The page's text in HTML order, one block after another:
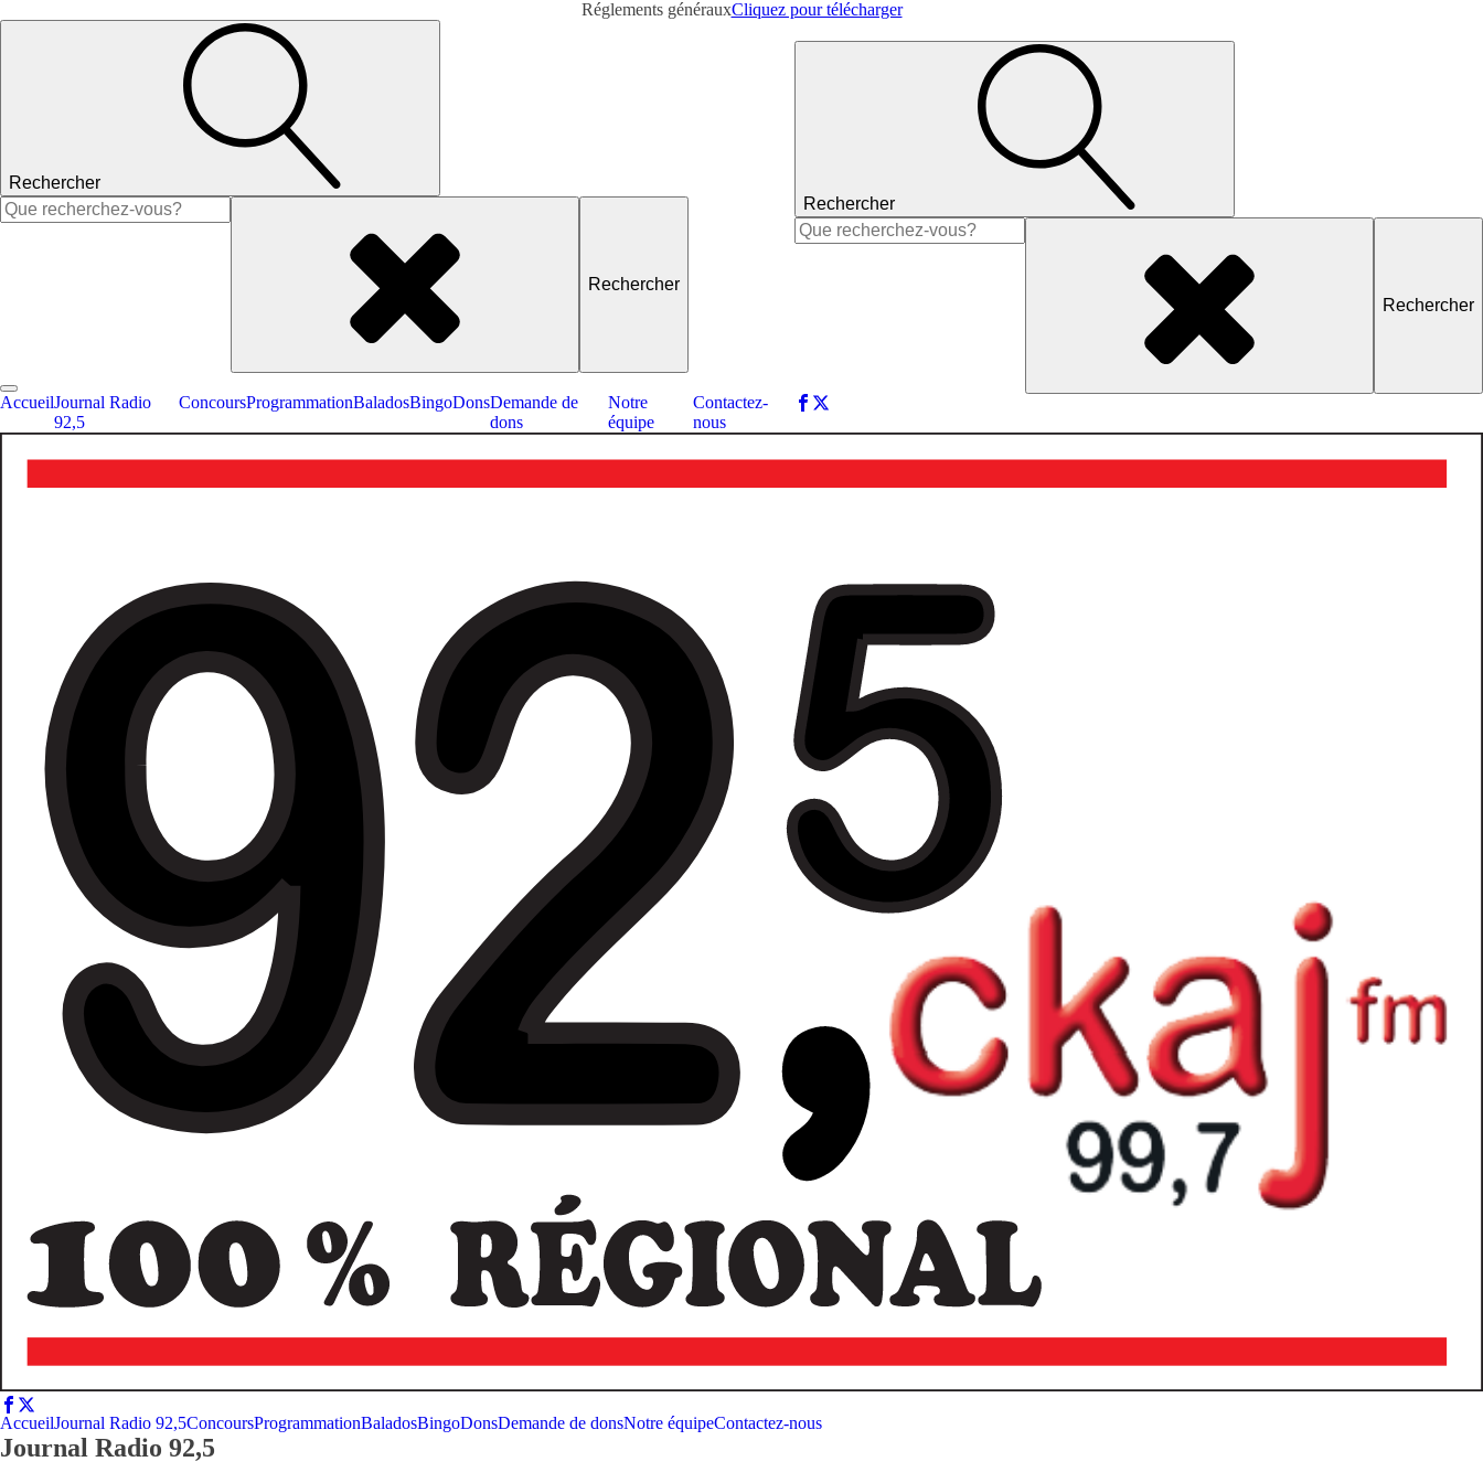
Réglements générauxCliquez pour télécharger
Rechercher
Rechercher :
AccueilJournal Radio
92,5
ConcoursProgrammationBaladosBingoDonsDemande de
dons
Notre
équipe
Contactez-
nous
Rechercher
Rechercher :
AccueilJournal Radio 92,5ConcoursProgrammationBaladosBingoDonsDemande de donsNotre équipeContactez-nous
Journal Radio 92,5